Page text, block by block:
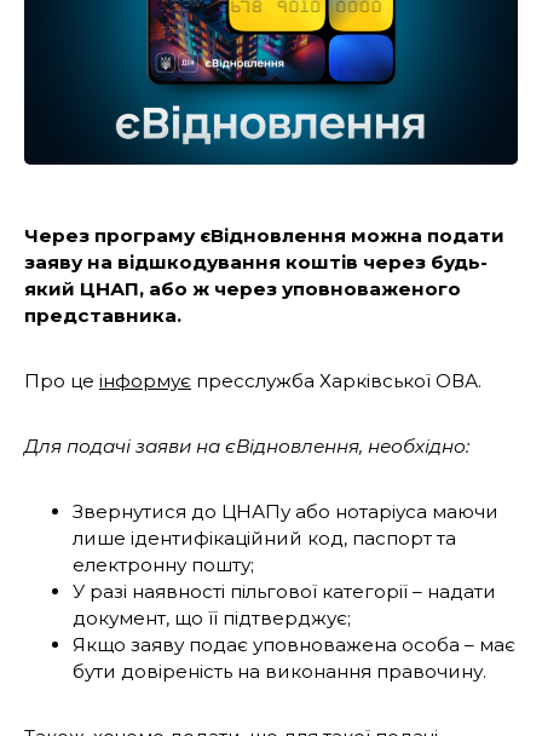
Через програму єВідновлення можна подати
заяву на відшкодування коштів через будь-
який ЦНАП, або ж через уповноваженого
представника.
Про це інформує пресслужба Харківської ОВА.
Для подачі заяви на єВідновлення, необхідно:
Звернутися до ЦНАПу або нотаріуса маючи
лише ідентифікаційний код, паспорт та
електронну пошту;
У разі наявності пільгової категорії – надати
документ, що її підтверджує;
Якщо заяву подає уповноважена особа – має
бути довіреність на виконання правочину.